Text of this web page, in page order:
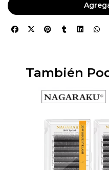
También